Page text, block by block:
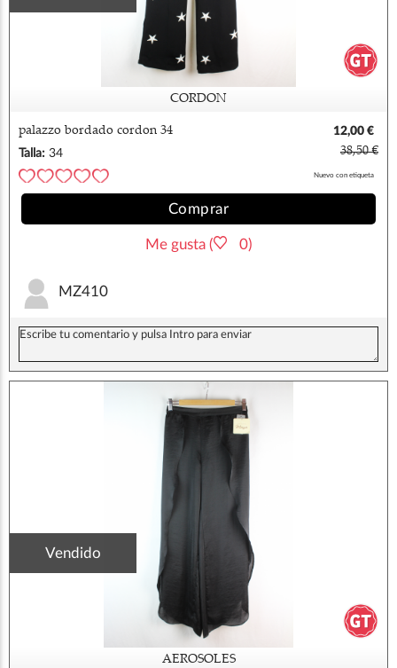
CORDON
palazzo bordado cordon 34
12,00 €
Talla: 34 38,50 €
Nuevo con etiqueta
Comprar
Me gusta ( 0)
MZ410
Vendido
AEROSOLES